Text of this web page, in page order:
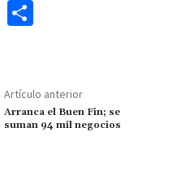
o
k
p
p
p
ar
Artículo anterior
Arranca el Buen Fin; se
suman 94 mil negocios